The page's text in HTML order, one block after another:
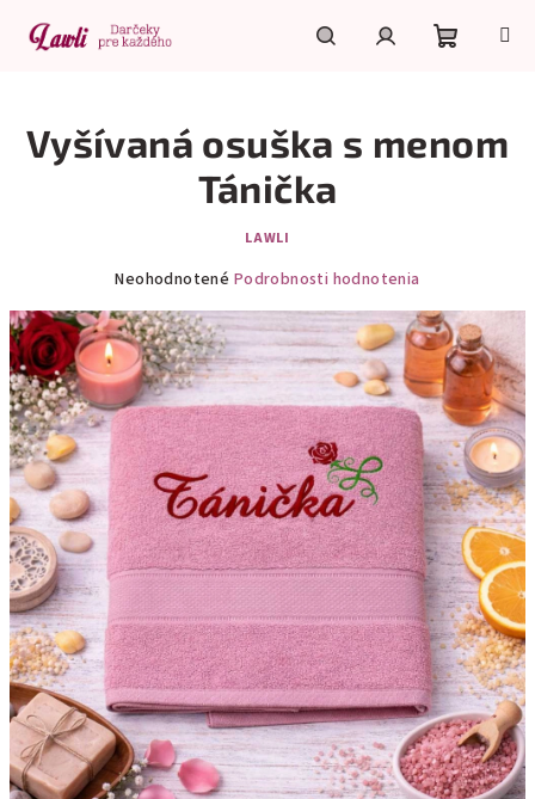
obsah
košík
Vyšívaná osuška s menom
Tánička
LAWLI
produktu
je
0,0
z
5
hviezdičiek.
Neohodnotené Podrobnosti hodnotenia